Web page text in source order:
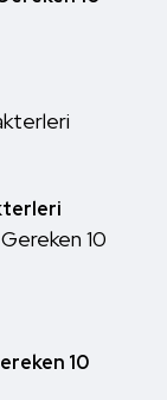
10